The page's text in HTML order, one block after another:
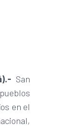
San
en el